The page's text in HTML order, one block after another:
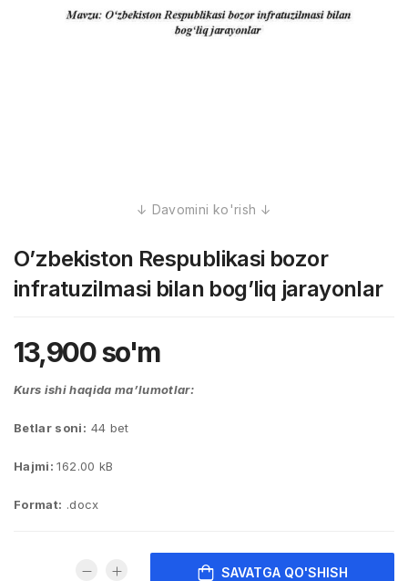
O’zbekiston Respublikasi bozor
infratuzilmasi bilan bog’liq jarayonlar
13,900so'm
Kurs ishi haqida ma’lumotlar:
Betlar soni: 44 bet
Hajmi:162.00 kB
Format: .docx
SAVATGA QO'SHISH